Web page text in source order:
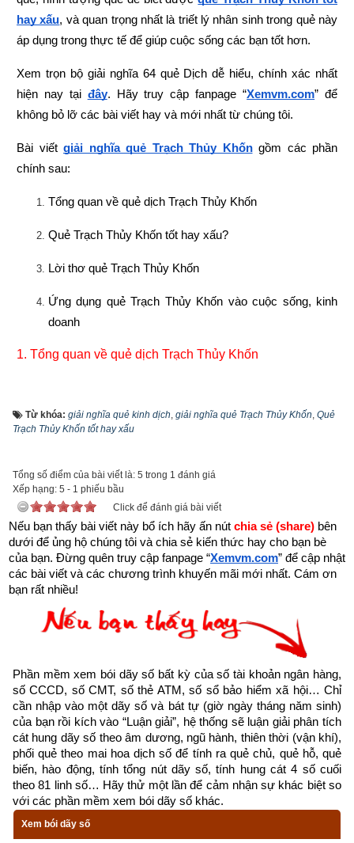
hay xấu, và quan trọng nhất là triết lý nhân sinh trong quẻ này
áp dụng trong thực tế để giúp cuộc sống các bạn tốt hơn.
Xem trọn bộ giải nghĩa 64 quẻ Dịch dễ hiểu, chính xác nhất
hiện nay tại đây. Hãy truy cập fanpage “Xemvm.com” để
không bỏ lỡ các bài viết hay và mới nhất từ chúng tôi.
Bài viết giải nghĩa quẻ Trạch Thủy Khốn gồm các phần
chính sau:
Tổng quan về quẻ dịch Trạch Thủy Khốn
Quẻ Trạch Thủy Khốn tốt hay xấu?
Lời thơ quẻ Trạch Thủy Khốn
Ứng dụng quẻ Trạch Thủy Khốn vào cuộc sống, kinh
doanh
1. Tổng quan về quẻ dịch Trạch Thủy Khốn
Kinh dịch là gì? Nguồn gốc kinh dịch
Kinh Dịch là một bộ thiên cổ kì thư. Đa số cho rằng Kinh Dịch
rất sơ khai và nông cạn. Vậy Kinh Dịch là gì ?
“Kinh” có thể hiểu là lời dạy bảo của Thần Phật, Thánh
nhân, để điểm hóa cho con người. Ví dụ: Kinh Phật,
Kinh Thánh, Đạo Đức Kinh,…
“Dịch” là biểu thị cho quá trình phát triển của mọi sinh
mệnh, vạn sự, vạn vật từ lúc khởi nguyên cho đến lúc
kết thúc; tuần hoàn theo một quy luật cái mà Lão Tử gọi
Từ khóa: giải nghĩa quẻ kinh dịch, giải nghĩa quẻ Trạch Thủy Khốn, Quẻ
Trạch Thủy Khốn tốt hay xấu
Tổng số điểm của bài viết là: 5 trong 1 đánh giá
Xếp hạng: 5 - 1 phiếu bầu
Click để đánh giá bài viết
Nếu bạn thấy bài viết này bổ ích hãy ấn nút chia sẻ (share) bên
dưới để ủng hộ chúng tôi và chia sẻ kiến thức hay cho bạn bè
của bạn. Đừng quên truy cập fanpage “Xemvm.com” để cập nhật
các bài viết và các chương trình khuyến mãi mới nhất. Cám ơn
bạn rất nhiều!
Phần mềm xem bói dãy số bất kỳ của số tài khoản ngân hàng,
số CCCD, số CMT, số thẻ ATM, số sổ bảo hiểm xã hội… Chỉ
cần nhập vào một dãy số và bát tự (giờ ngày tháng năm sinh)
của bạn rồi kích vào “Luận giải”, hệ thống sẽ luận giải phân tích
cát hung dãy số theo âm dương, ngũ hành, thiên thời (vận khí),
phối quẻ theo mai hoa dịch số để tính ra quẻ chủ, quẻ hỗ, quẻ
biến, hào động, tính tổng nút dãy số, tính hung cát 4 số cuối
theo 81 linh số… Hãy thử một lần để cảm nhận sự khác biệt so
với các phần mềm xem bói dãy số khác.
Xem bói dãy số